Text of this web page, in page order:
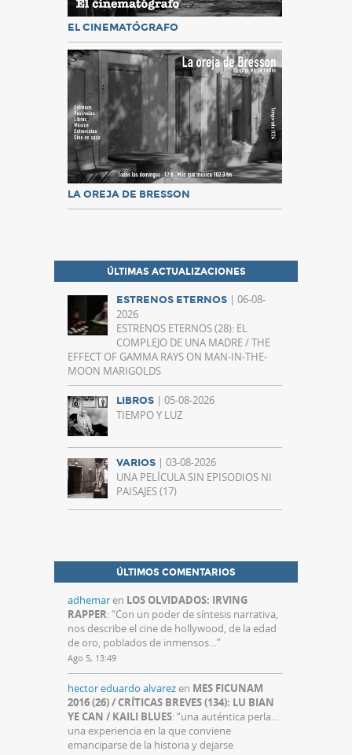
EL CINEMATÓGRAFO
LA OREJA DE BRESSON
ÚLTIMAS ACTUALIZACIONES
ESTRENOS ETERNOS | 06-08-
2026
ESTRENOS ETERNOS (28): EL
COMPLEJO DE UNA MADRE / THE
EFFECT OF GAMMA RAYS ON MAN-IN-THE-
MOON MARIGOLDS
LIBROS | 05-08-2026
TIEMPO Y LUZ
VARIOS | 03-08-2026
UNA PELÍCULA SIN EPISODIOS NI
PAISAJES (17)
ÚLTIMOS COMENTARIOS
adhemaren LOS OLVIDADOS: IRVING
RAPPER: “Con un poder de síntesis narrativa,
nos describe el cine de hollywood, de la edad
de oro, poblados de inmensos…”
Ago 5, 13:49
hector eduardo alvarezen MES FICUNAM
2016 (26) / CRÍTICAS BREVES (134): LU BIAN
YE CAN / KAILI BLUES: “una auténtica perla…
una experiencia en la que conviene
emanciparse de la historia y dejarse